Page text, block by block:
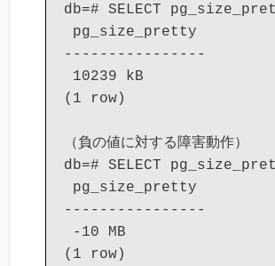
db=# SELECT
pg_size_pretty
----------------
10239 kB
(1 row)
（負の値に対する障害動作）
db=# SELECT
pg_size_pretty
----------------
-10 MB
(1 row)